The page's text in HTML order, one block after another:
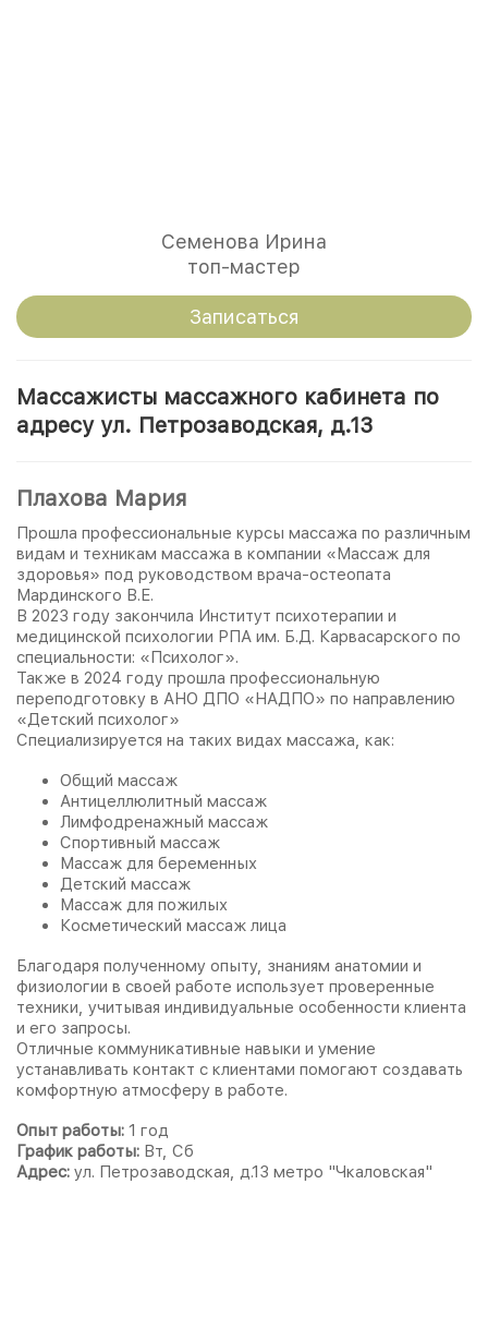
Семенова Ирина
топ-мастер
Записаться
Массажисты массажного кабинета по
адресу ул. Петрозаводская, д.13
Плахова Мария
Прошла профессиональные курсы массажа по различным
видам и техникам массажа в компании «Массаж для
здоровья» под руководством врача-остеопата
Мардинского В.Е.
В 2023 году закончила Институт психотерапии и
медицинской психологии РПА им. Б.Д. Карвасарского по
специальности: «Психолог».
Также в 2024 году прошла профессиональную
переподготовку в АНО ДПО «НАДПО» по направлению
«Детский психолог»
Специализируется на таких видах массажа, как:
Общий массаж
Антицеллюлитный массаж
Лимфодренажный массаж
Спортивный массаж
Массаж для беременных
Детский массаж
Массаж для пожилых
Косметический массаж лица
Благодаря полученному опыту, знаниям анатомии и
физиологии в своей работе использует проверенные
техники, учитывая индивидуальные особенности клиента
и его запросы.
Отличные коммуникативные навыки и умение
устанавливать контакт с клиентами помогают создавать
комфортную атмосферу в работе.
Опыт работы: 1 год
График работы: Вт, Сб
Адрес: ул. Петрозаводская, д.13 метро "Чкаловская"